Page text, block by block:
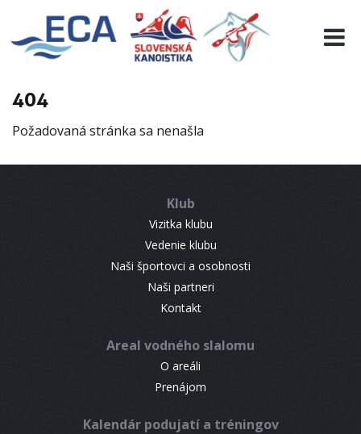
404
Požadovaná stránka sa nenašla
Klub
Vizitka klubu
Vedenie klubu
Naši športovci a osobnosti
Naši partneri
Kontakt
Areal vodného slalomu
O areáli
Prenájom
Kalendár podujatí a tréningov
EURO 19
INFO
RESULTS
CONTACT